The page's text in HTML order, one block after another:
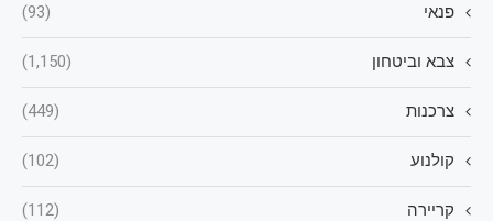
פנאי (93)
צבא וביטחון (1,150)
צרכנות (449)
קולנוע (102)
קריירה (112)